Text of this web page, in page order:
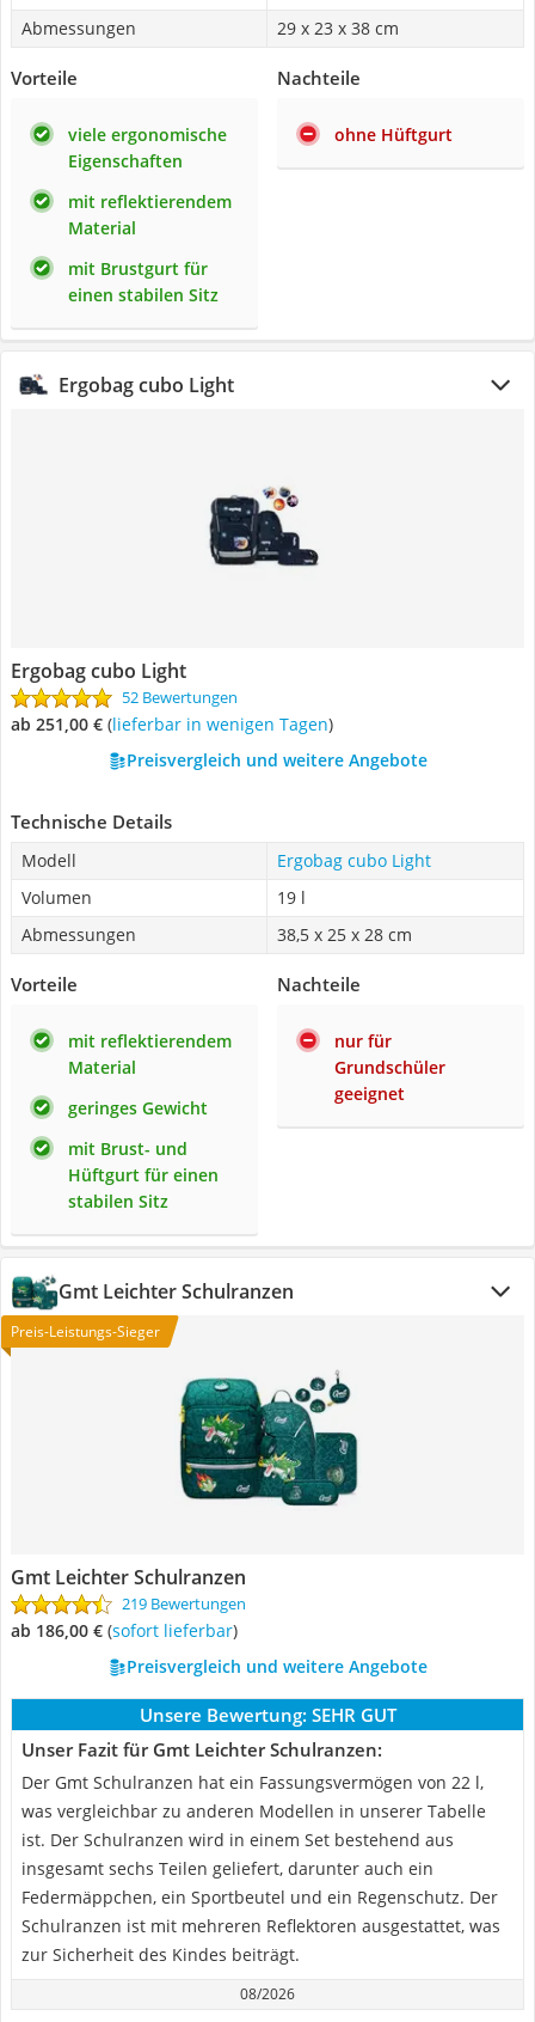
Abmessungen
29 x 23 x 38 cm
Vorteile
viele ergonomische
Eigenschaften
mit reflektierendem
Material
mit Brustgurt für
einen stabilen Sitz
Nachteile
ohne Hüftgurt
Ergobag cubo Light
Ergobag cubo Light
52 Bewertungen
ab 251,00 € ( Lieferbar in wenigen Tagen)
Preisvergleich und weitere Angebote
Technische Details
Modell
Ergobag cubo Light
Volumen
19 l
Abmessungen
38,5 x 25 x 28 cm
Vorteile
mit reflektierendem
Material
geringes Gewicht
mit Brust- und
Hüftgurt für einen
stabilen Sitz
Nachteile
nur für
Grundschüler
geeignet
Gmt Leichter Schulranzen
Preis-Leistungs-Sieger
Gmt Leichter Schulranzen
219 Bewertungen
ab 186,00 € ( Sofort lieferbar)
Preisvergleich und weitere Angebote
Unsere Bewertung: SEHR GUT
Unser Fazit für Gmt Leichter Schulranzen:
Der Gmt Schulranzen hat ein Fassungsvermögen von 22 l,
was vergleichbar zu anderen Modellen in unserer Tabelle
ist. Der Schulranzen wird in einem Set bestehend aus
insgesamt sechs Teilen geliefert, darunter auch ein
Federmäppchen, ein Sportbeutel und ein Regenschutz. Der
Schulranzen ist mit mehreren Reflektoren ausgestattet, was
zur Sicherheit des Kindes beiträgt.
08/2026